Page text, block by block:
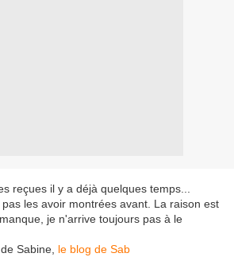
reçues il y a déjà quelques temps...
les avoir montrées avant. La raison est
je n'arrive toujours pas à le
Sabine, le blog de Sab